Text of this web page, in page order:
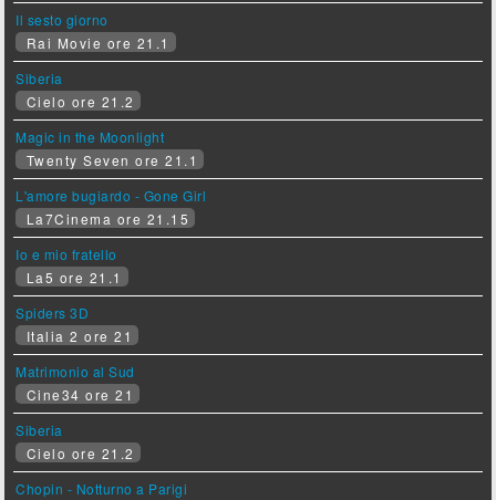
Il sesto giorno
Rai Movie ore 21.1
Siberia
Cielo ore 21.2
Magic in the Moonlight
Twenty Seven ore 21.1
L'amore bugiardo - Gone Girl
La7Cinema ore 21.15
Io e mio fratello
La5 ore 21.1
Spiders 3D
Italia 2 ore 21
Matrimonio al Sud
Cine34 ore 21
Siberia
Cielo ore 21.2
Chopin - Notturno a Parigi